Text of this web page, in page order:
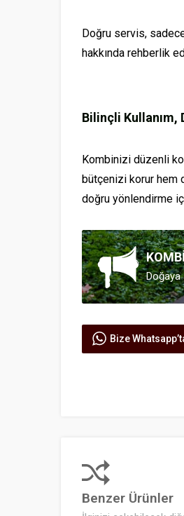
Doğru servis,
hakkında rehberlik
Bilinçli Kullanım,
Kombinizi düzenli
bütçenizi korur hem
doğru yönlendirme
Doğaya
Bize
Benzer Ürünler